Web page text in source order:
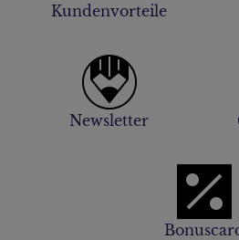
Kundenvorteile
Newsletter